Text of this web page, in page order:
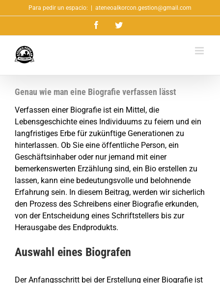
al
Para pedir un espacio: ateneoalkorcon.gestion@gmail.com
FacebookTwitter
Genau wie man eine Biografie verfassen lässt
Verfassen einer Biografie ist ein Mittel, die
Lebensgeschichte eines Individuums zu feiern und ein
langfristiges Erbe für zukünftige Generationen zu
hinterlassen. Ob Sie eine öffentliche Person, ein
Geschäftsinhaber oder nur jemand mit einer
bemerkenswerten Erzählung sind, ein Bio erstellen zu
lassen, kann eine bedeutungsvolle und belohnende
Erfahrung sein. In diesem Beitrag, werden wir sicherlich
den Prozess des Schreibens einer Biografie erkunden,
von der Entscheidung eines Schriftstellers bis zur
Herausgabe des Endprodukts.
Auswahl eines Biografen
Der Anfangsschritt bei der Erstellung einer Biografie ist